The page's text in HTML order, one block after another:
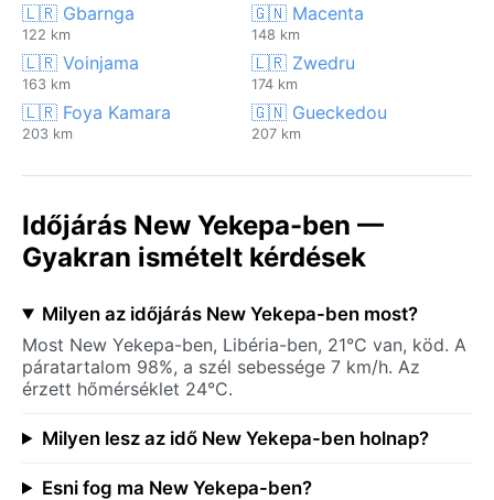
🇱🇷 Gbarnga
122 km
🇬🇳 Macenta
148 km
🇱🇷 Voinjama
163 km
🇱🇷 Zwedru
174 km
🇱🇷 Foya Kamara
203 km
🇬🇳 Gueckedou
207 km
Időjárás New Yekepa-ben —
Gyakran ismételt kérdések
Milyen az időjárás New Yekepa-ben most?
Most New Yekepa-ben, Libéria-ben, 21°C van, köd. A
páratartalom 98%, a szél sebessége 7 km/h. Az
érzett hőmérséklet 24°C.
Milyen lesz az idő New Yekepa-ben holnap?
Esni fog ma New Yekepa-ben?